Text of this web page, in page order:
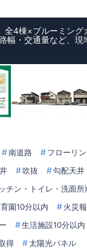
全4棟×ブルーミング
幅・交通量など、現
南道路
フローリ
吹抜 勾配天井
チン・トイレ・洗面所)
園10分以内 火災
生活施設10分以内
得
太陽光パネル